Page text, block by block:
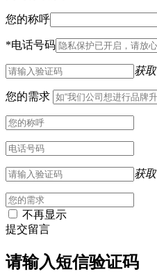
您的称呼
*电话号码
获取
您的需求
获取
不再显示
提交留言
请输入短信验证码